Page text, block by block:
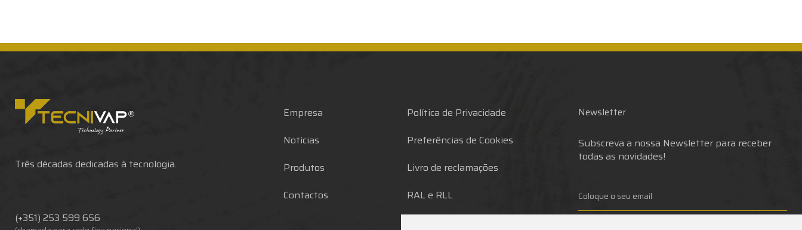
Três décadas dedicadas à tecnologia.
(+351) 253 599 656
Empresa
Notícias
Produtos
Contactos
Política de Privacidade
Preferências de Cookies
Livro de reclamações
RAL e RLL
Newsletter
Subscreva a nossa Newsletter para receber
todas as novidades!